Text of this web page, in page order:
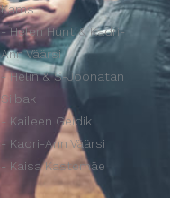
Kams
- Helen Hunt & Kadri-
Ann Väärsi
- Helin & S-Joonatan
Siibak
- Kaileen Geidik
- Kadri-Ann Väärsi
- Kaisa Kastemäe